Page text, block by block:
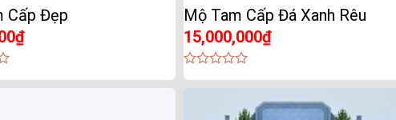
Cấp Đẹp
₫
Mộ Tam Cấp Đá Xanh Rêu
15,000,000₫
0